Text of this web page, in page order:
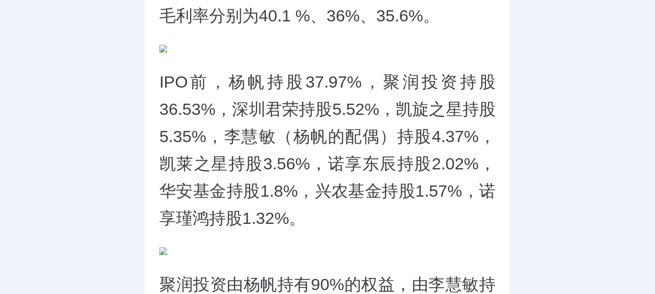
毛利率分别为40.1 %、36%、35.6%。
IPO前，杨帆持股37.97%，聚润投资持股
36.53%，深圳君荣持股5.52%，凯旋之星持股
5.35%，李慧敏（杨帆的配偶）持股4.37%，
凯莱之星持股3.56%，诺享东辰持股2.02%，
华安基金持股1.8%，兴农基金持股1.57%，诺
享瑾鸿持股1.32%。
聚润投资由杨帆持有90%的权益，由李慧敏持